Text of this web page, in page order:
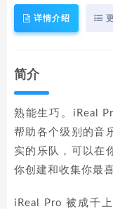
详情介绍
简介
熟能生巧。iReal
帮助各个级别的音
实的乐队，可以在
你创建和收集你最
iReal Pro 被成千